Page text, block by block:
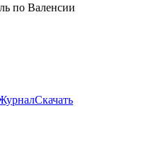
по Валенсии
Скачать